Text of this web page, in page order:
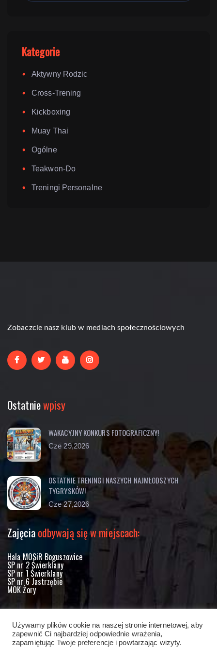
Kategorie
Aktywny Rodzic
Cross-Trening
Kickboxing
Muay Thai
Ogólne
Teakwon-Do
Treningi Personalne
Zobaczcie nasz klub w mediach społecznościowych
Ostatniewpisy
WAKACYJNY KONKURS FOTOGRAFICZNY!
Cze 29,2026
OSTATNIE TRENINGI NASZYCH NAJMŁODSZYCH
TYGRYSKÓW!
Cze 27,2026
Zajęciaodbywają się w miejscach:
Hala MOSiR Boguszowice
SP nr 2 Świerklany
SP nr 1 Świerklany
SP nr 6 Jastrzębie
MOK Żory
Kontakt z nami
tel +48 691 685 929
Używamy plików cookie na naszej stronie internetowej, aby
zapewnić Ci najbardziej odpowiednie wrażenia,
zapamiętując Twoje preferencje i powtarzając wizyty.